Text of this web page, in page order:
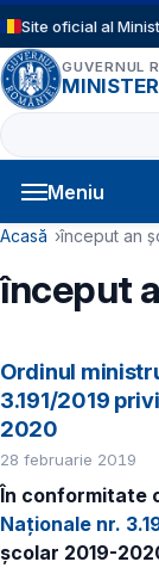
Sari la conținutul
Site oficial al
GUVERNUL
Caută
Meniu
Navigație
Cale de
Acasă început an
început
Ordinul
3.191/2019
2020
28 februarie 2019
În conformitate
Naționale nr.
şcolar 2019-